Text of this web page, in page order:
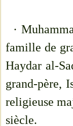
·
famille de
Haydar al-
grand-père,
religieuse
siècle.